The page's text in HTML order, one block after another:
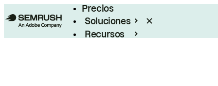
Precios
Soluciones
Recursos